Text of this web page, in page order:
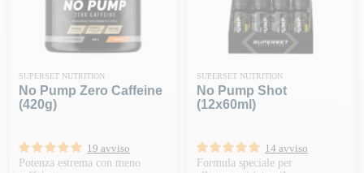
SUPERSET NUTRITION
No Pump Zero Caffeine
(420g)
19 avviso
Potenza estrema con meno
SUPERSET NUTRITION
No Pump Shot
(12x60ml)
14 avviso
Formula speciale per